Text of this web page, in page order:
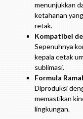
menunjukkan
ketahanan
retak.
Kompatibel
Sepenuhnya
kepala cetak
sublimasi.
Formula
Diproduksi
memastikan
lingkungan.